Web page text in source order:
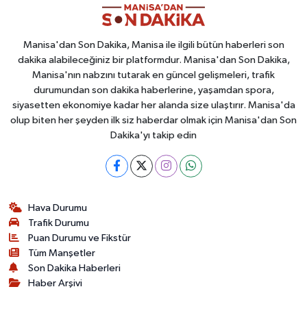
Manisa'dan Son Dakika, Manisa ile ilgili bütün haberleri son
dakika alabileceğiniz bir platformdur. Manisa'dan Son Dakika,
Manisa'nın nabzını tutarak en güncel gelişmeleri, trafik
durumundan son dakika haberlerine, yaşamdan spora,
siyasetten ekonomiye kadar her alanda size ulaştırır. Manisa'da
olup biten her şeyden ilk siz haberdar olmak için Manisa'dan Son
Dakika'yı takip edin
Hava Durumu
Trafik Durumu
Puan Durumu ve Fikstür
Tüm Manşetler
Son Dakika Haberleri
Haber Arşivi